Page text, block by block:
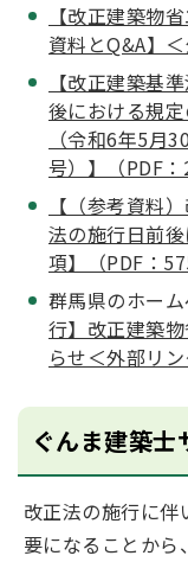
【改正建築物
資料とQ&A】
【改正建築基
後における規
（令和6年5月
号）】（PDF
【（参考資料
法の施行日前
項】（PDF：
群馬県のホー
行】改正建築
らせ＜外部リ
ぐんま建築
改正法の施行に
要になることか